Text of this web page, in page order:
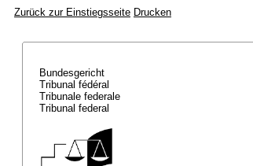
Zurück zur Einstiegsseite Drucken
Bundesgericht
Tribunal fédéral
Tribunale federale
Tribunal federal